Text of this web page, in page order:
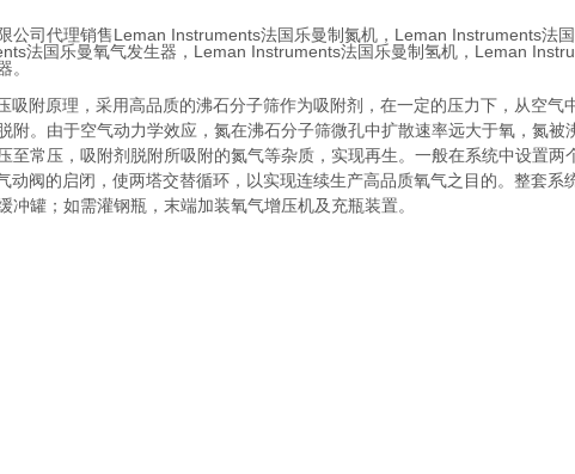
公司代理销售Leman Instruments法国乐曼制氮机 ， Leman Instruments法
法国乐曼氧气发生器，Leman Instruments法国乐曼制氢机，Leman
。
吸附原理，采用高品质的沸石分子筛作为吸附剂，在一定的压力下，从空
附。由于空气动力学效应，氮在沸石分子筛微孔中扩散速率远大于氧，氮
至常压，吸附剂脱附所吸附的氮气等杂质，实现再生。一般在系统中设置
动阀的启闭，使两塔交替循环，以实现连续生产高品质氧气之目的。整套系
冲罐；如需灌钢瓶，末端加装氧气增压机及充瓶装置。